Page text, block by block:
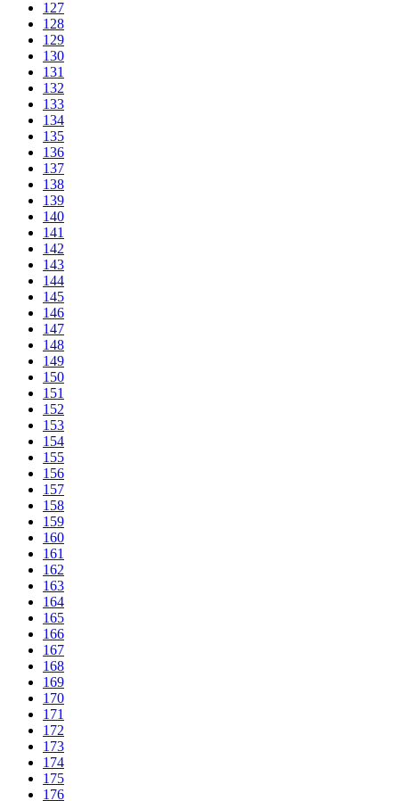
127
128
129
130
131
132
133
134
135
136
137
138
139
140
141
142
143
144
145
146
147
148
149
150
151
152
153
154
155
156
157
158
159
160
161
162
163
164
165
166
167
168
169
170
171
172
173
174
175
176